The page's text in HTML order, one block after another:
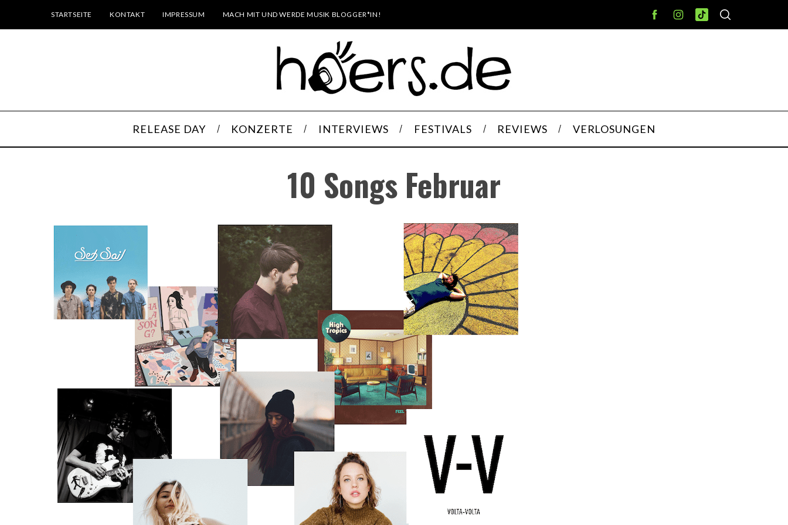
STARTSEITE KONTAKT IMPRESSUM MACH MIT UND WERDE MUSIK BLOGGER*IN!
RELEASE DAY KONZERTE INTERVIEWS FESTIVALS REVIEWS VERLOSUNGEN
10 Songs Februar